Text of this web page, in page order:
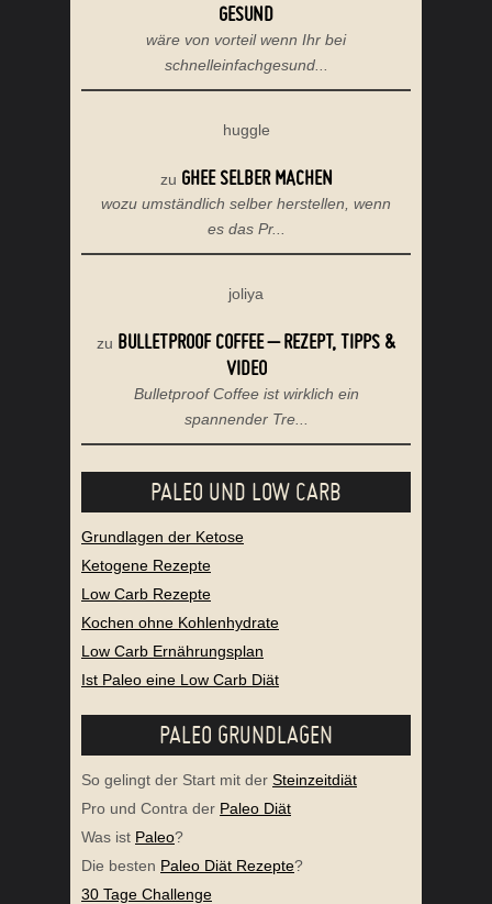
GESUND
wäre von vorteil wenn Ihr bei
schnelleinfachgesund...
huggle
zu GHEE SELBER MACHEN
wozu umständlich selber herstellen, wenn
es das Pr...
joliya
zu BULLETPROOF COFFEE – REZEPT, TIPPS &
VIDEO
Bulletproof Coffee ist wirklich ein
spannender Tre...
PALEO UND LOW CARB
Grundlagen der Ketose
Ketogene Rezepte
Low Carb Rezepte
Kochen ohne Kohlenhydrate
Low Carb Ernährungsplan
Ist Paleo eine Low Carb Diät
PALEO GRUNDLAGEN
So gelingt der Start mit der Steinzeitdiät
Pro und Contra der Paleo Diät
Was ist Paleo?
Die besten Paleo Diät Rezepte?
30 Tage Challenge